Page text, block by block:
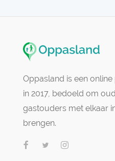
Oppasland is een
in 2017, bedoeld om
gastouders met elkaar
brengen.